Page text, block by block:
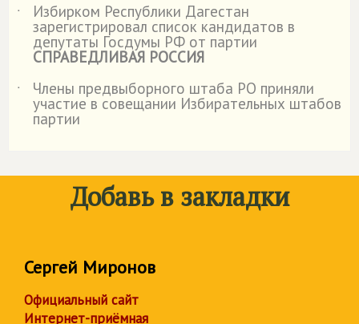
˙
Избирком Республики Дагестан
зарегистрировал список кандидатов в
депутаты Госдумы РФ от партии
СПРАВЕДЛИВАЯ РОССИЯ
˙
Члены предвыборного штаба РО приняли
участие в совещании Избирательных штабов
партии
Добавь в закладки
Сергей Миронов
Официальный сайт
Интернет-приёмная